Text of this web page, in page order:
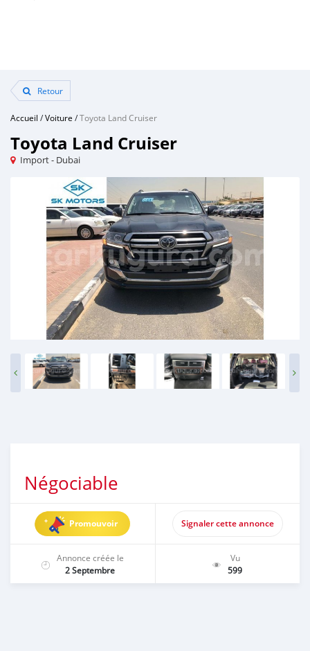
Retour
Accueil /Voiture /Toyota Land Cruiser
Toyota Land Cruiser
Import - Dubai
Négociable
Promouvoir Signaler cette annonce
Annonce créée le
2 Septembre
Vu
599